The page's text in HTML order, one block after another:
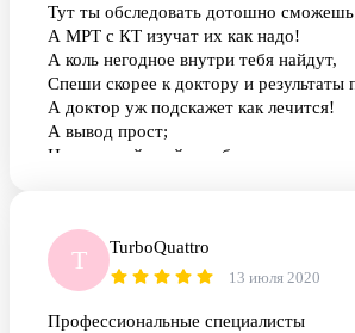
Тут ты обследовать дотошно
А МРТ с КТ изучат их как надо!
А коль негодное внутри тебя найдут,
Спеши скорее к доктору и результаты
А доктор уж подскажет как лечится!
А вывод прост;
Не запускай, мой руг, болезнь
T TurboQuattro
13 июля 2020
Профессиональные специалисты